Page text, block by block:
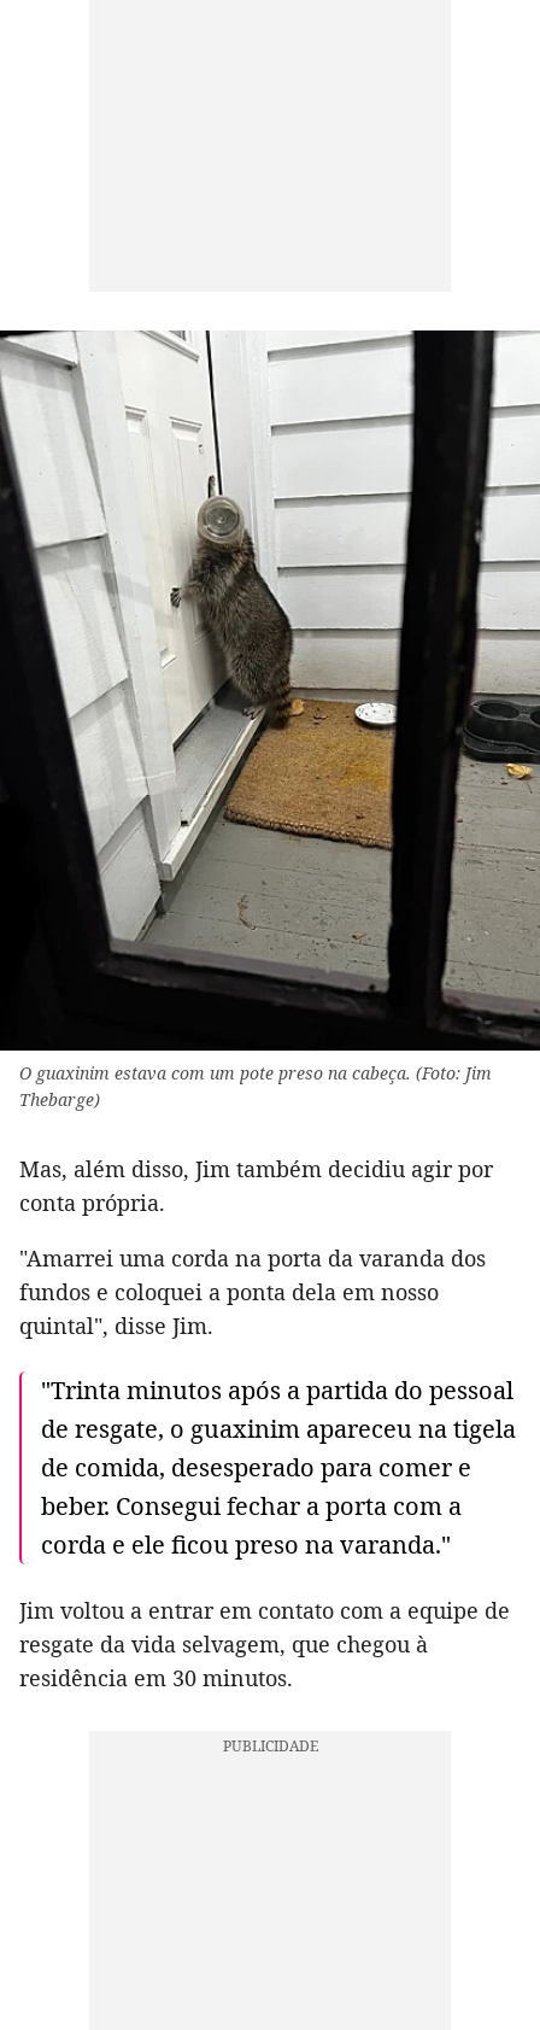
O guaxinim estava com um pote preso na cabeça. (Foto: Jim
Thebarge)
Mas, além disso, Jim também decidiu agir por
conta própria.
"Amarrei uma corda na porta da varanda dos
fundos e coloquei a ponta dela em nosso
quintal", disse Jim.
"Trinta minutos após a partida do pessoal
de resgate, o guaxinim apareceu na tigela
de comida, desesperado para comer e
beber. Consegui fechar a porta com a
corda e ele ficou preso na varanda."
Jim voltou a entrar em contato com a equipe de
resgate da vida selvagem, que chegou à
residência em 30 minutos.